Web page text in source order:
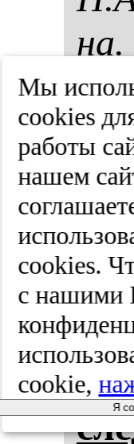
на.
Мы
cооkies
работы
нашем
cооkies.
с нашими
cookie,
Я